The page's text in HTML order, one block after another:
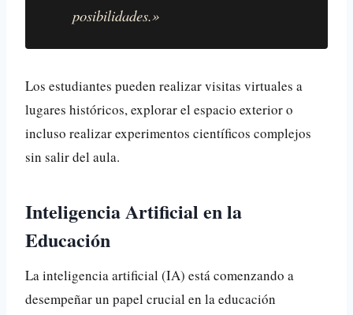
posibilidades.»
Los estudiantes pueden realizar visitas virtuales a
lugares históricos, explorar el espacio exterior o
incluso realizar experimentos científicos complejos
sin salir del aula.
Inteligencia Artificial en la
Educación
La inteligencia artificial (IA) está comenzando a
desempeñar un papel crucial en la educación